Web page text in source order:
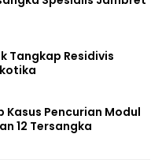
Tangkap Residivis
Kasus Pencurian Modul
12 Tersangka